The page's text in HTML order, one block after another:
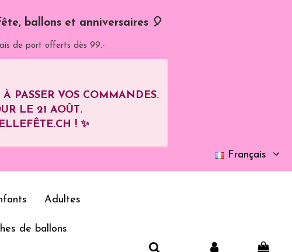
ballons et anniversaires 🎈
de port offerts dès 99.-
PASSER VOS COMMANDES.
LE 21 AOÛT.
! ✨
Français
Adultes
de ballons